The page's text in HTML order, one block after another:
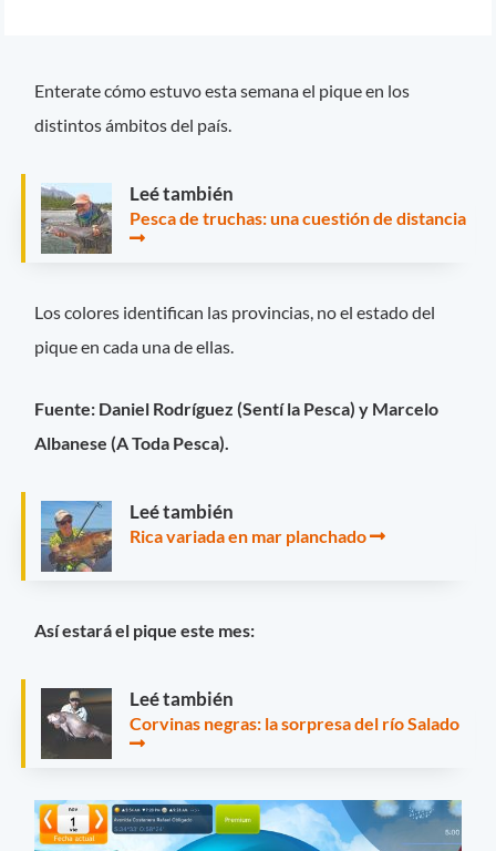
Enterate cómo estuvo esta semana el pique en los
distintos ámbitos del país.
Leé también
Pesca de truchas: una cuestión de distancia
Los colores identifican las provincias, no el estado del
pique en cada una de ellas.
Fuente: Daniel Rodríguez (Sentí la Pesca) y Marcelo
Albanese (A Toda Pesca).
Leé también
Rica variada en mar planchado
Así estará el pique este mes:
Leé también
Corvinas negras: la sorpresa del río Salado